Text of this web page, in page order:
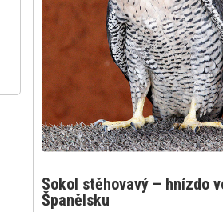
Sokol stěhovavý – hnízdo
Španělsku